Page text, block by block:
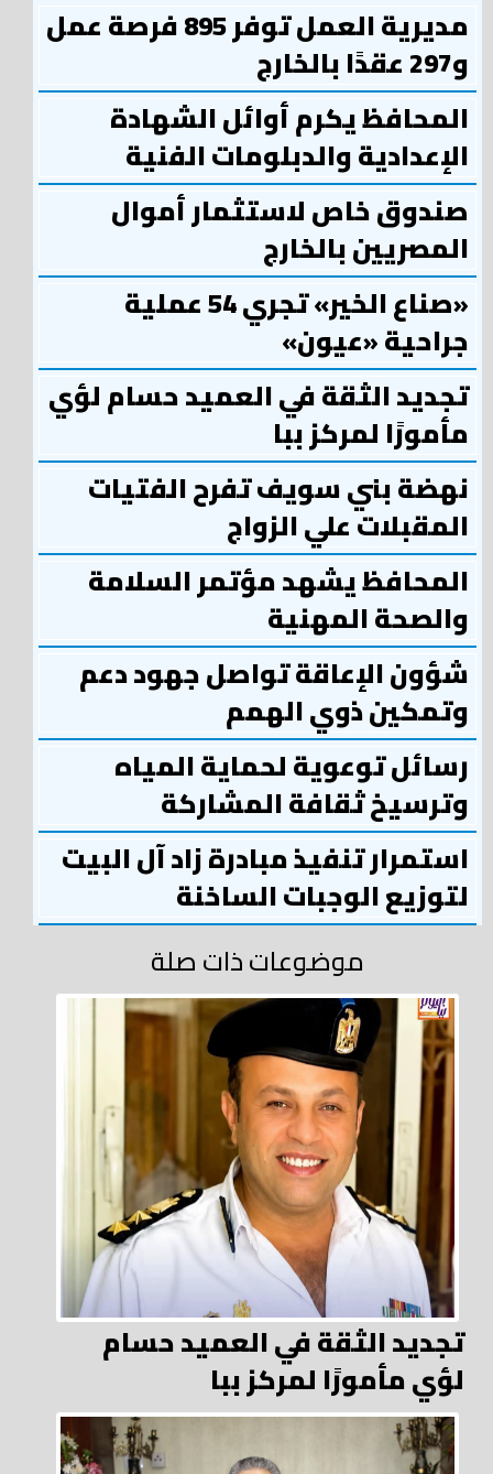
مديرية العمل توفر 895 فرصة عمل
و297 عقدًا بالخارج
المحافظ يكرم أوائل الشهادة
الإعدادية والدبلومات الفنية
صندوق خاص لاستثمار أموال
المصريين بالخارج
«صناع الخير» تجري 54 عملية
جراحية «عيون»
تجديد الثقة في العميد حسام لؤي
مأمورًا لمركز ببا
نهضة بني سويف تفرح الفتيات
المقبلات علي الزواج
المحافظ يشهد مؤتمر السلامة
والصحة المهنية
شؤون الإعاقة تواصل جهود دعم
وتمكين ذوي الهمم
رسائل توعوية لحماية المياه
وترسيخ ثقافة المشاركة
استمرار تنفيذ مبادرة زاد آل البيت
لتوزيع الوجبات الساخنة
موضوعات ذات صلة
تجديد الثقة في العميد حسام
لؤي مأمورًا لمركز ببا